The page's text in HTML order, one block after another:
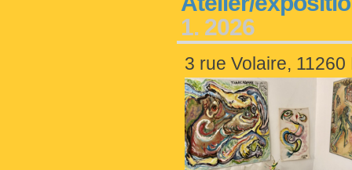
1. 2026
3 rue Volaire,